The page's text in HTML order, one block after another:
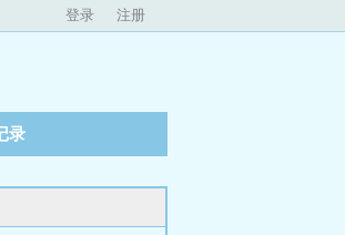
登录 注册
录